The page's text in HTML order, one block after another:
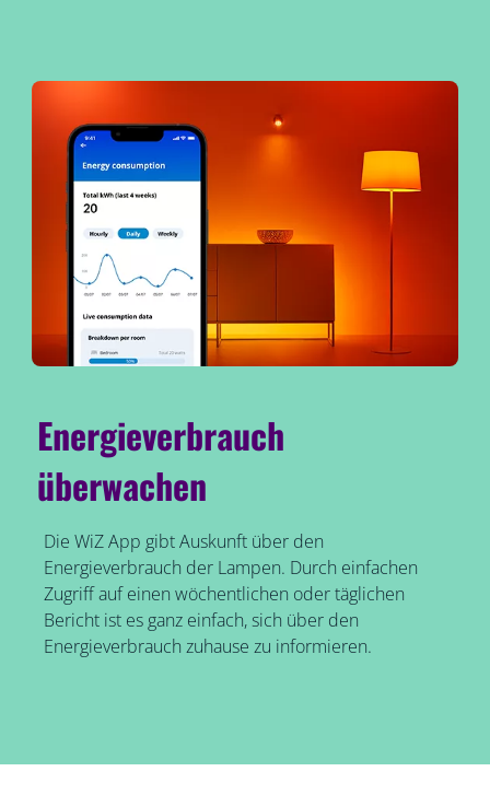
Energieverbrauch
überwachen
Die WiZ App gibt Auskunft über den
Energieverbrauch der Lampen. Durch einfachen
Zugriff auf einen wöchentlichen oder täglichen
Bericht ist es ganz einfach, sich über den
Energieverbrauch zuhause zu informieren.